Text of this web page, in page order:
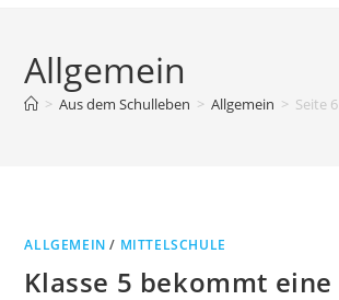
Allgemein
> Aus dem Schulleben > Allgemein > Seite 6
ALLGEMEIN / MITTELSCHULE
Klasse 5 bekommt eine